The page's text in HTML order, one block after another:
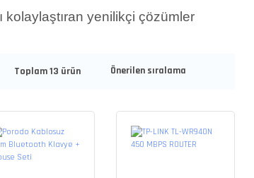
kolaylaştıran yenilikçi çözümler
Toplam 13 ürün